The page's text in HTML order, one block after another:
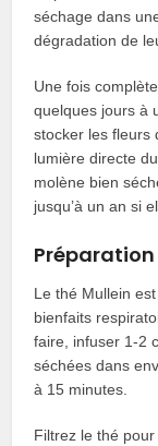
séchage dans
dégradation de
Une fois
quelques jours à
stocker les fleurs
lumière directe
molène bien
jusqu’à un an si
Préparation
Le thé Mullein
bienfaits
faire, infuser 1-2
séchées dans
à 15 minutes.
Filtrez le thé